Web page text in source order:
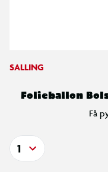
SALLING
Folieballon
Få
1